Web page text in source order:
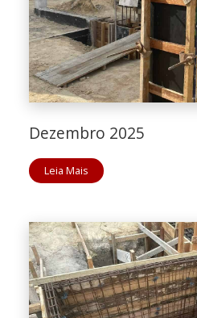
Dezembro 2025
Leia Mais